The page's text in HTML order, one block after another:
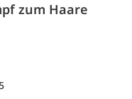
zum Haare